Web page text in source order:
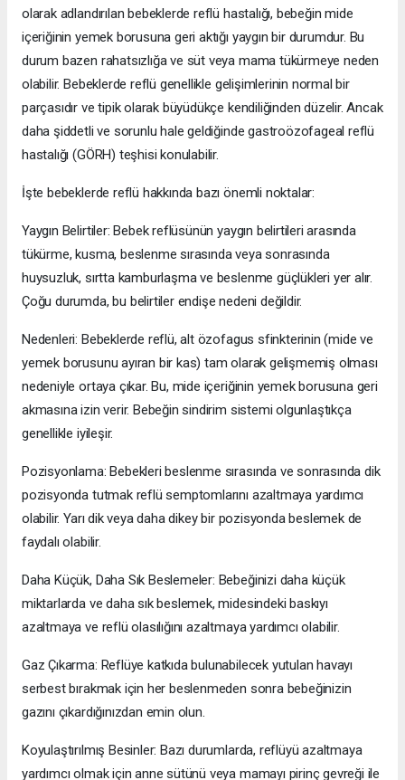
olarak adlandırılan bebeklerde reflü hastalığı, bebeğin mide
içeriğinin yemek borusuna geri aktığı yaygın bir durumdur. Bu
durum bazen rahatsızlığa ve süt veya mama tükürmeye neden
olabilir. Bebeklerde reflü genellikle gelişimlerinin normal bir
parçasıdır ve tipik olarak büyüdükçe kendiliğinden düzelir. Ancak
daha şiddetli ve sorunlu hale geldiğinde gastroözofageal reflü
hastalığı (GÖRH) teşhisi konulabilir.
İşte bebeklerde reflü hakkında bazı önemli noktalar:
Yaygın Belirtiler: Bebek reflüsünün yaygın belirtileri arasında
tükürme, kusma, beslenme sırasında veya sonrasında
huysuzluk, sırtta kamburlaşma ve beslenme güçlükleri yer alır.
Çoğu durumda, bu belirtiler endişe nedeni değildir.
Nedenleri: Bebeklerde reflü, alt özofagus sfinkterinin (mide ve
yemek borusunu ayıran bir kas) tam olarak gelişmemiş olması
nedeniyle ortaya çıkar. Bu, mide içeriğinin yemek borusuna geri
akmasına izin verir. Bebeğin sindirim sistemi olgunlaştıkça
genellikle iyileşir.
Pozisyonlama: Bebekleri beslenme sırasında ve sonrasında dik
pozisyonda tutmak reflü semptomlarını azaltmaya yardımcı
olabilir. Yarı dik veya daha dikey bir pozisyonda beslemek de
faydalı olabilir.
Daha Küçük, Daha Sık Beslemeler: Bebeğinizi daha küçük
miktarlarda ve daha sık beslemek, midesindeki baskıyı
azaltmaya ve reflü olasılığını azaltmaya yardımcı olabilir.
Gaz Çıkarma: Reflüye katkıda bulunabilecek yutulan havayı
serbest bırakmak için her beslenmeden sonra bebeğinizin
gazını çıkardığınızdan emin olun.
Koyulaştırılmış Besinler: Bazı durumlarda, reflüyü azaltmaya
yardımcı olmak için anne sütünü veya mamayı pirinç gevreği ile